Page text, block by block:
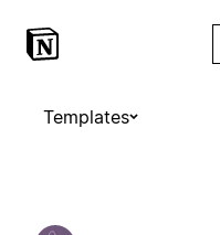
Templates